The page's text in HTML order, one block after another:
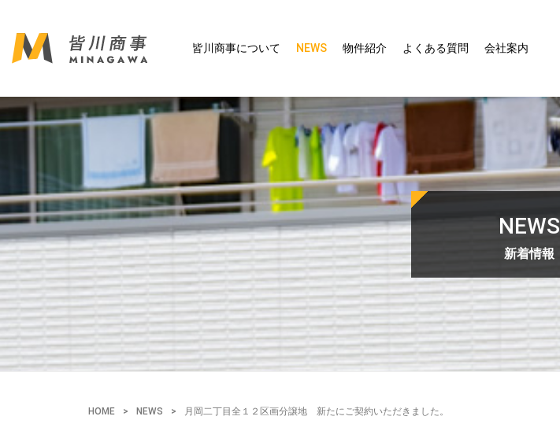
皆川商事について NEWS 物件紹介 よくある質問 会社案内
NEWS
新着情報
HOME > NEWS > 月岡二丁目全１２区画分譲地 新たにご契約いただきました。